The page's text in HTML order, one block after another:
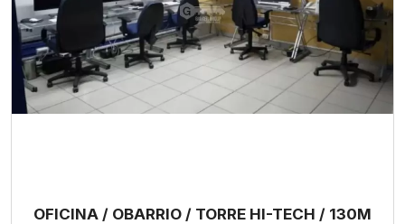
OFICINA / OBARRIO / TORRE HI-TECH / 130M